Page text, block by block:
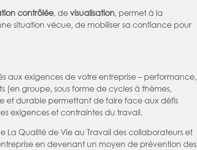
contrôlée, devisualisation, permet à la
situation vécue, de mobiliser sa confiance pour
aux exigences de votre entreprise – performance,
groupe, sous forme de cycles à thèmes,
et durable permettant de faire face aux défis
exigences et contraintes du travail.
Qualité de Vie au Travail des collaborateurs et
en devenant un moyen de prévention des